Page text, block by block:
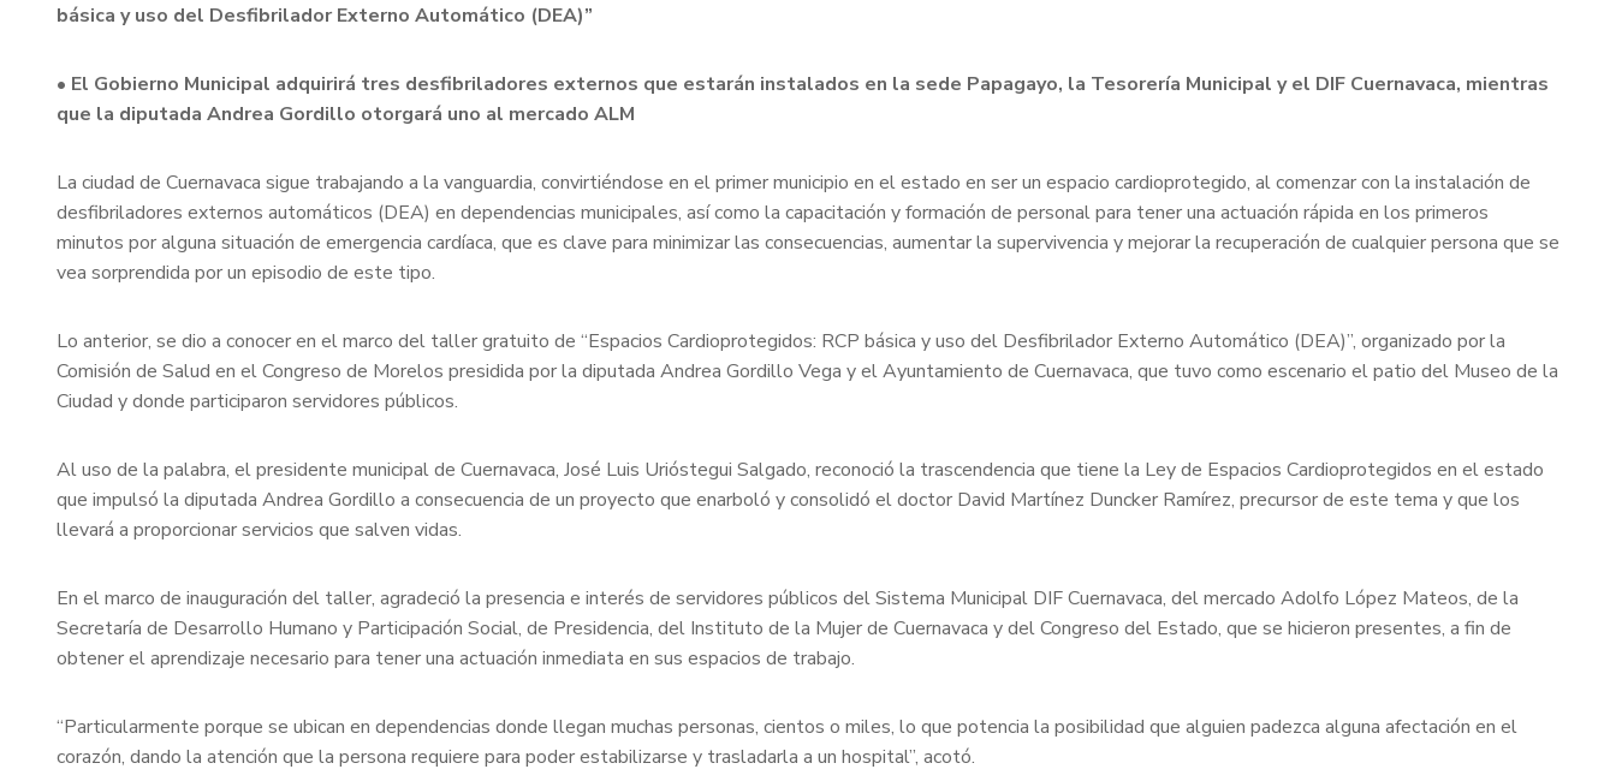
básica y uso del Desfibrilador Externo Automático (DEA)”
• El Gobierno Municipal adquirirá tres desfibriladores externos que estarán instalados en la sede Papagayo, la Tesorería Municipal y el DIF Cuernavaca, mientras
que la diputada Andrea Gordillo otorgará uno al mercado ALM
La ciudad de Cuernavaca sigue trabajando a la vanguardia, convirtiéndose en el primer municipio en el estado en ser un espacio cardioprotegido, al comenzar con la instalación de
desfibriladores externos automáticos (DEA) en dependencias municipales, así como la capacitación y formación de personal para tener una actuación rápida en los primeros
minutos por alguna situación de emergencia cardíaca, que es clave para minimizar las consecuencias, aumentar la supervivencia y mejorar la recuperación de cualquier persona que se
vea sorprendida por un episodio de este tipo.
Lo anterior, se dio a conocer en el marco del taller gratuito de “Espacios Cardioprotegidos: RCP básica y uso del Desfibrilador Externo Automático (DEA)”, organizado por la
Comisión de Salud en el Congreso de Morelos presidida por la diputada Andrea Gordillo Vega y el Ayuntamiento de Cuernavaca, que tuvo como escenario el patio del Museo de la
Ciudad y donde participaron servidores públicos.
Al uso de la palabra, el presidente municipal de Cuernavaca, José Luis Urióstegui Salgado, reconoció la trascendencia que tiene la Ley de Espacios Cardioprotegidos en el estado
que impulsó la diputada Andrea Gordillo a consecuencia de un proyecto que enarboló y consolidó el doctor David Martínez Duncker Ramírez, precursor de este tema y que los
llevará a proporcionar servicios que salven vidas.
En el marco de inauguración del taller, agradeció la presencia e interés de servidores públicos del Sistema Municipal DIF Cuernavaca, del mercado Adolfo López Mateos, de la
Secretaría de Desarrollo Humano y Participación Social, de Presidencia, del Instituto de la Mujer de Cuernavaca y del Congreso del Estado, que se hicieron presentes, a fin de
obtener el aprendizaje necesario para tener una actuación inmediata en sus espacios de trabajo.
“Particularmente porque se ubican en dependencias donde llegan muchas personas, cientos o miles, lo que potencia la posibilidad que alguien padezca alguna afectación en el
corazón, dando la atención que la persona requiere para poder estabilizarse y trasladarla a un hospital”, acotó.